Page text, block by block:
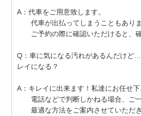
A：代車をご用意致します。
代車が出払ってしまうこともありま
ご予約の際に確認いただけると、確
Q：車に気になる汚れがあるんだけど
レイになる？
A：キレイに出来ます！私達にお任せ下
電話などで判断しかねる場合、ご
最適な方法をご案内させていただき